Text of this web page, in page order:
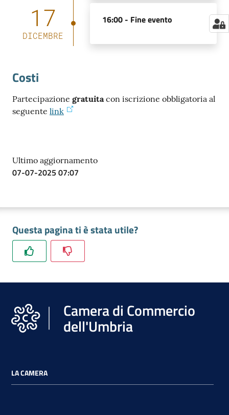
17
DICEMBRE
16:00 - Fine evento
Costi
Partecipazione gratuitacon iscrizione obbligatoria al
seguente link
Ultimo aggiornamento
07-07-2025 07:07
Questa pagina ti è stata utile?
Camera di Commercio
dell'Umbria
LA CAMERA